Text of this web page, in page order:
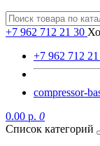
+7 962 712 21 30
+7 962 712
compressor-
0.00 р. 0
Список категорий